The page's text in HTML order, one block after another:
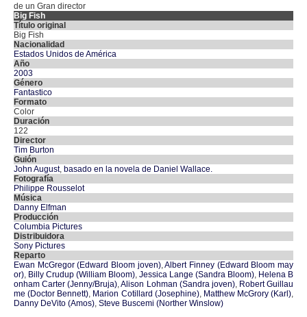
de un Gran director
Big Fish
Título original
Big Fish
Nacionalidad
Estados Unidos de América
Año
2003
Género
Fantastico
Formato
Color
Duración
122
Director
Tim Burton
Guión
John August, basado en la novela de Daniel Wallace.
Fotografía
Philippe Rousselot
Música
Danny Elfman
Producción
Columbia Pictures
Distribuidora
Sony Pictures
Reparto
Ewan McGregor (Edward Bloom joven),Albert Finney (Edward Bloom may
or), Billy Crudup (William Bloom), Jessica Lange (Sandra Bloom), Helena B
onham Carter (Jenny/Bruja),Alison Lohman (Sandra joven), Robert Guillau
me (Doctor Bennett), Marion Cotillard (Josephine), Matthew McGrory (Karl),
Danny DeVito (Amos), Steve Buscemi (Norther Winslow)